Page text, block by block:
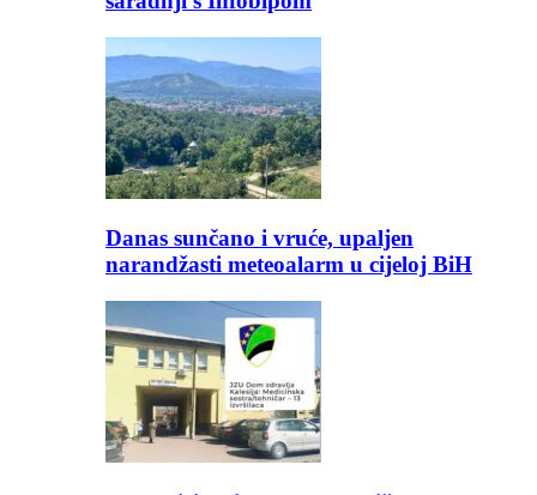
Danas sunčano i vruće, upaljen
narandžasti meteoalarm u cijeloj BiH